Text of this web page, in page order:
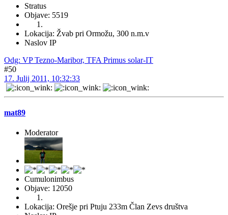
Stratus
Objave: 5519
Lokacija: Žvab pri Ormožu, 300 n.m.v
Naslov IP
Odg: VP Tezno-Maribor, TFA Primus solar-IT
#50
17. Julij 2011, 10:32:33
mat89
Moderator
Cumulonimbus
Objave: 12050
Lokacija: Orešje pri Ptuju 233m Član Zevs društva